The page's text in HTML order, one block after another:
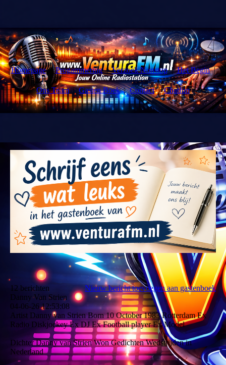
Homepage Progammering Verzoek Nonstop Het Begin
Ons Team Gasten Boek Contact Chatfun
12 berichten
Nieuw bericht toevoegen aan gastenboek
Danny Van Strien
04-06-26 12:53:08
Artist Danny van Strien Born 10 October 1983 Rotterdam Ex
Radio Diskjockey Ex DJ Ex Football player Ex Model
Dichter Danny van Strien Won Gedichten Wedstrijden in
Nederland